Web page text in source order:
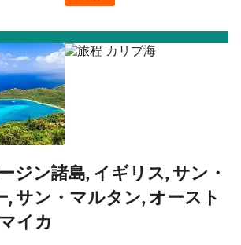
ジン諸島, イギリス, サン・
サン・マルタン, オースト
イカ